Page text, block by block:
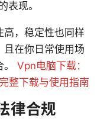
表现。
高，稳定性也同样
且在你日常使用场
Vpn电脑下载：
整下载与使用指南
律合规